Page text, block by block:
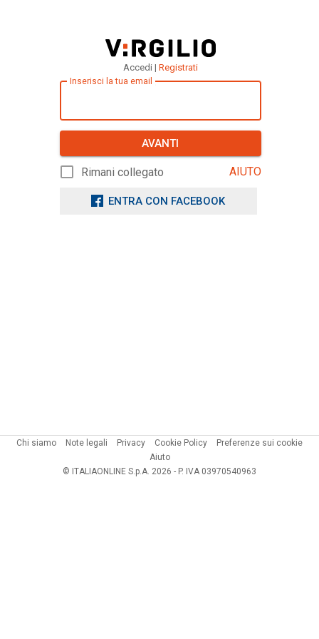
Accedi | Registrati
Inserisci la tua email
AVANTI
Rimani collegato AIUTO
ENTRA CON FACEBOOK
Chi siamo Note legali Privacy Cookie Policy
Preferenze sui cookie
Aiuto
© ITALIAONLINE S.p.A. 2026 - P. IVA 03970540963